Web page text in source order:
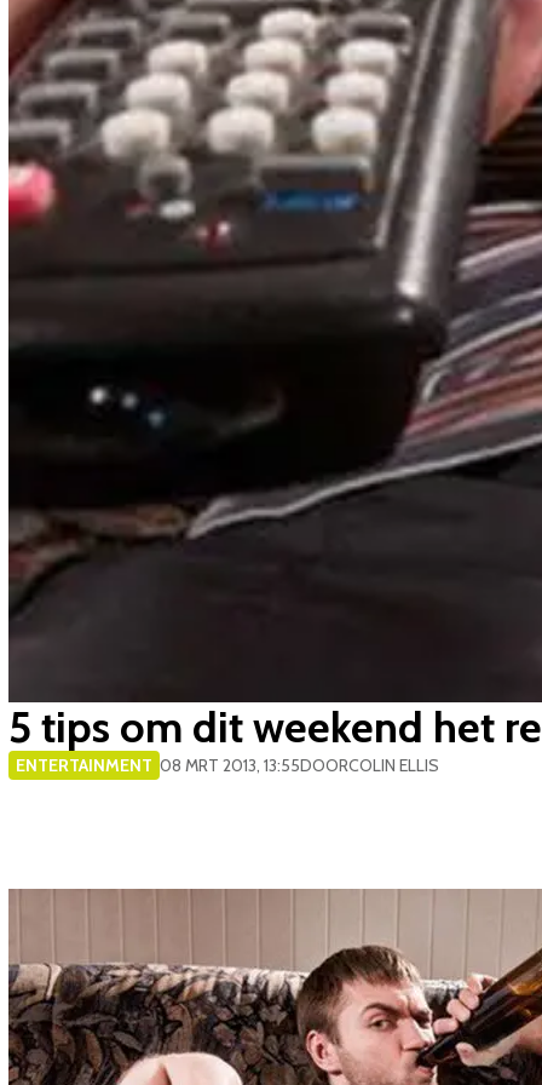
5 tips om dit weekend het
ENTERTAINMENT 08 MRT 2013, 13:55DOORCOLIN ELLIS